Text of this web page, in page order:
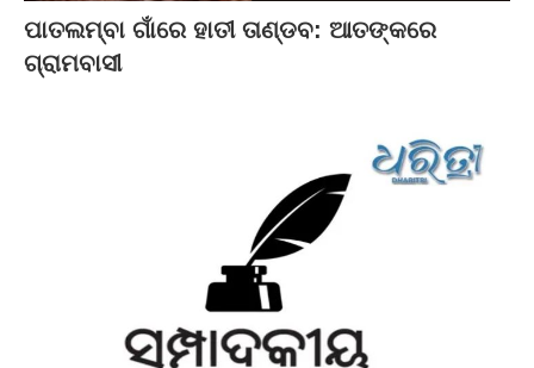
ପାତଲମ୍ବା ଗାଁରେ ହାତୀ ତାଣ୍ଡବ: ଆତଙ୍କରେ
ଗ୍ରାମବାସୀ